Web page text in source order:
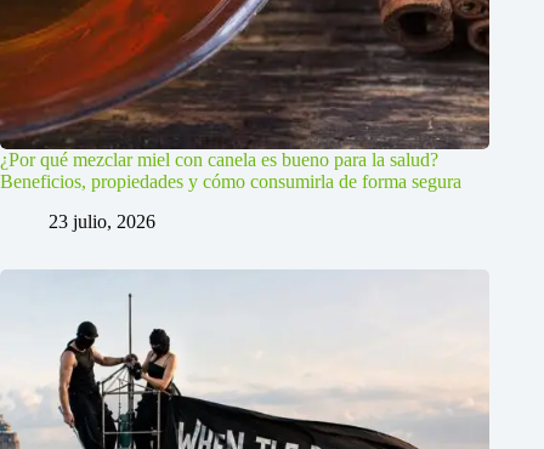
¿Por qué mezclar miel con canela es bueno para la salud?
Beneficios, propiedades y cómo consumirla de forma segura
23 julio, 2026